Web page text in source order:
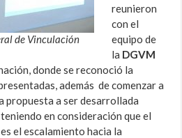
de Vinculación
reunieron
con el
equipo de
la DGVM
donde se reconoció la
además de comenzar a
propuesta a ser desarrollada
en consideración que el
el escalamiento hacia la